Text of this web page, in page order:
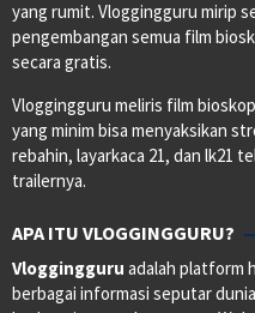
yang rumit. Vloggingguru mirip
pengembangan semua film
secara gratis.
Vloggingguru meliris film
yang minim bisa menyaksikan
rebahin, layarkaca 21, dan lk21
trailernya.
APA ITU VLOGGINGGURU?
Vloggingguru adalah platform
berbagai informasi seputar dunia